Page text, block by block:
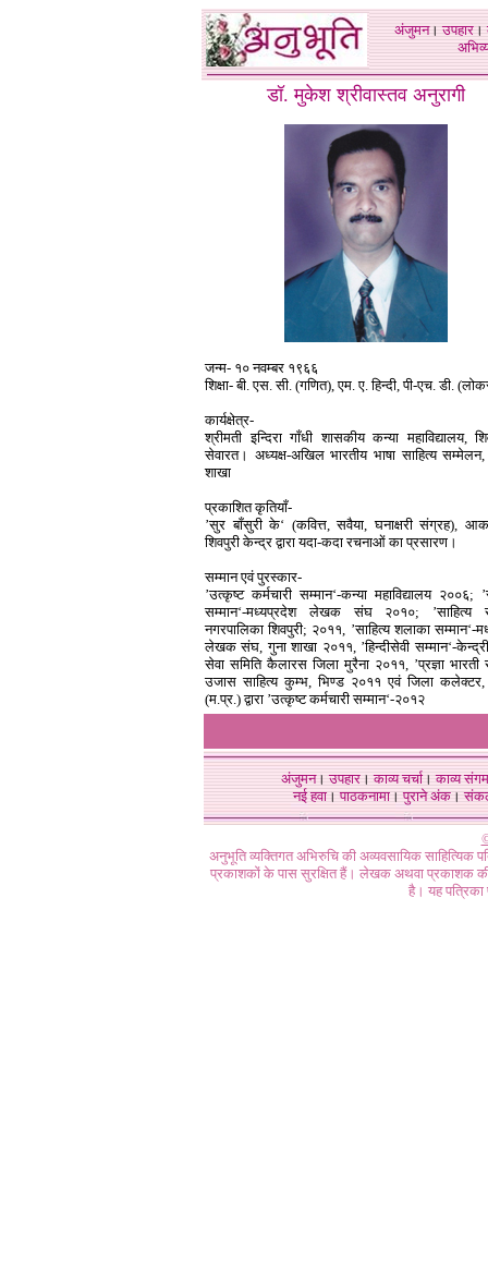
अंजुमन।उपहार।
डॉ. मुकेश श्रीवास्तव अनुरागी
जन्म- १० नवम्बर १९६६
शिक्षा- बी. एस. सी. (गणित), एम. ए. हिन्दी, पी-एच. डी.
कार्यक्षेत्र-
श्रीमती इन्दिरा गाँधी शासकीय कन्या महाविद्यालय,
सेवारत। अध्यक्ष-अखिल भारतीय भाषा साहित्य सम्मेलन,
शाखा
प्रकाशित कृतियाँ-
’सुर बाँसुरी के‘ (कवित्त, सवैया, घनाक्षरी संग्रह),
शिवपुरी केन्द्र द्वारा यदा-कदा रचनाओं का प्रसारण।
सम्मान एवं पुरस्कार-
’उत्कृष्ट कर्मचारी सम्मान‘-कन्या महाविद्यालय २००६;
सम्मान‘-मध्यप्रदेश लेखक संघ २०१०; ’साहित्य
नगरपालिका शिवपुरी; २०११, ’साहित्य शलाका सम्मान‘-
लेखक संघ, गुना शाखा २०११, ’हिन्दीसेवी सम्मान‘-
सेवा समिति कैलारस जिला मुरैना २०११, ’प्रज्ञा भारती
उजास साहित्य कुम्भ, भिण्ड २०११ एवं जिला कलेक्टर,
(म.प्र.) द्वारा ’उत्कृष्ट कर्मचारी सम्मान‘-२०१२
अंजुमन।उपहार।काव्य चर्चा।काव्य संगम
नई हवा। पाठकनामा। पुराने अंक।
अनुभूति व्यक्तिगत अभिरुचि की अव्यवसायिक
प्रकाशकों के पास सुरक्षित हैं। लेखक अथवा प्रकाशक की
है। यह पत्रिका